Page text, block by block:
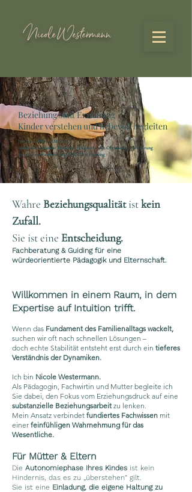
Nicole Westermann
Beziehung statt Erziehung
Kinder verstehen und liebevoll begleiten
NICOLE WESTERMANN
Staatlich anerkannte Erzieherin | Fachwirtin für Organisation & Führung
Systemische Fachberatung & MUTter Guiding
Wahre Beziehungsqualitätistkein
Zufall.
Sie ist eine Entscheidung.
Fachberatung & Guiding für eine
würdeorientierte Pädagogik und Elternschaft.
Willkommen in einem Raum, in dem
Expertise auf Intuition trifft.
Wenn das Fundament des Familienalltags wackelt,
suchen wir oft nach schnellen Lösungen –
doch echte Stabilität entsteht erst durch ein tieferes
Verständnis der Dynamiken.
Ich bin Nicole Westermann.
Als Pädagogin, Fachwirtin und Mutter begleite ich
Sie dabei, den Fokus vom Erziehungsdruck auf eine
substanzielle Beziehungsarbeitzu lenken.
Mein Ansatz verbindet fundiertes Fachwissen mit
einer feinfühligen Wahrnehmung für das
Wesentliche.
Für Mütter & Eltern
Die Autonomiephase Ihres Kindes ist kein
Hindernis, das es zu „überstehen“ gilt.
Sie ist eine Einladung, die eigene Haltung zu